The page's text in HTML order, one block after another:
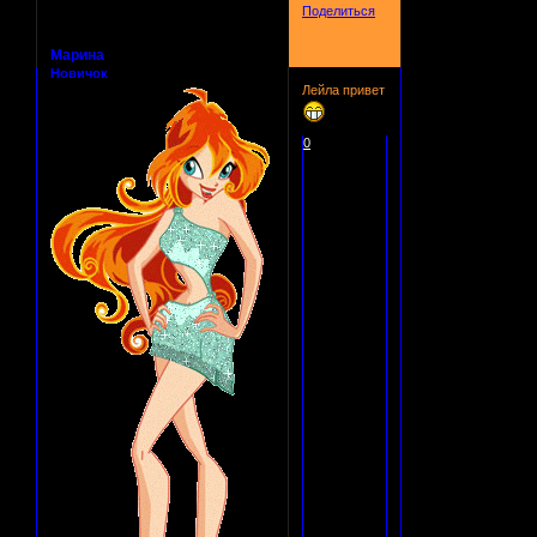
Поделиться
Марина
Новичок
Лейла привет
0